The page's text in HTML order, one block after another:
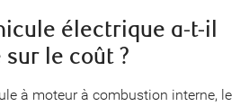
électrique a-t-il
le coût ?
à moteur à combustion interne, le